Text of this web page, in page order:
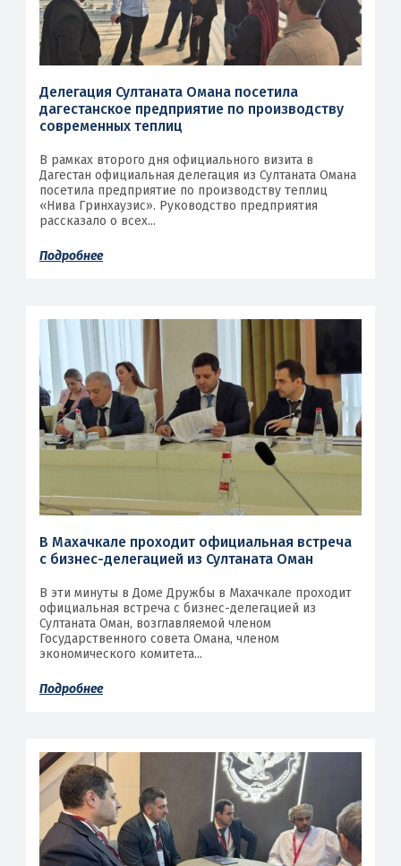
Делегация Султаната Омана посетила
дагестанское предприятие по производству
современных теплиц
В рамках второго дня официального визита в
Дагестан официальная делегация из Султаната Омана
посетила предприятие по производству теплиц
«Нива Гринхаузис». Руководство предприятия
рассказало о всех...
Подробнее
В Махачкале проходит официальная встреча
с бизнес-делегацией из Султаната Оман
В эти минуты в Доме Дружбы в Махачкале проходит
официальная встреча с бизнес-делегацией из
Султаната Оман, возглавляемой членом
Государственного совета Омана, членом
экономического комитета...
Подробнее